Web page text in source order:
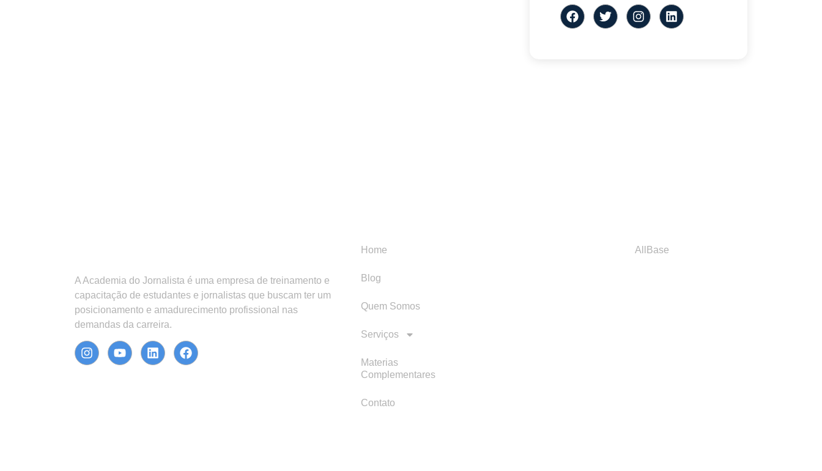
A Academia do Jornalista é uma empresa de treinamento e
capacitação de estudantes e jornalistas que buscam ter um
posicionamento e amadurecimento profissional nas
demandas da carreira.
Home
Blog
Quem Somos
Serviços
Materias
Complementares
Contato
AllBase